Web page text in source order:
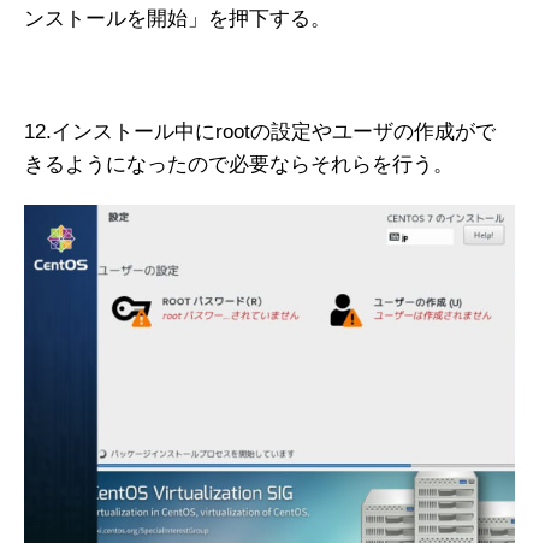
ンストールを開始」を押下する。
12.インストール中にrootの設定やユーザの作成がで
きるようになったので必要ならそれらを行う。